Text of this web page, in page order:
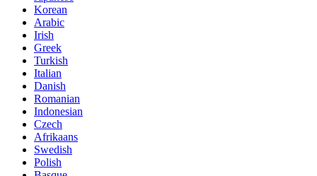
Korean
Arabic
Irish
Greek
Turkish
Italian
Danish
Romanian
Indonesian
Czech
Afrikaans
Swedish
Polish